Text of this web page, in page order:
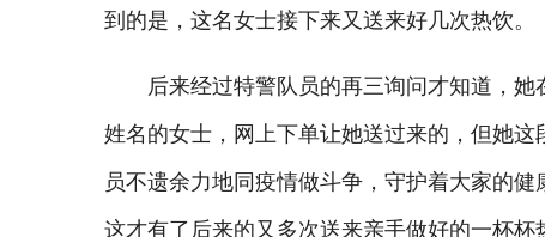
到的是，这名女士接下来又送来好几次热饮。
后来经过特警队员的再三询问才知道，
姓名的女士，网上下单让她送过来的，但她
员不遗余力地同疫情做斗争，守护着大家的
这才有了后来的又多次送来亲手做好的一杯杯